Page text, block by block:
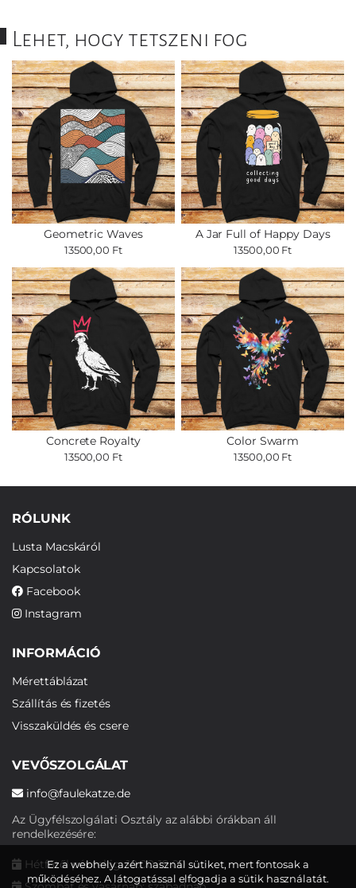
Lehet, hogy tetszeni fog
Geometric Waves
13500,00 Ft
A Jar Full of Happy Days
13500,00 Ft
Concrete Royalty
13500,00 Ft
Color Swarm
13500,00 Ft
RÓLUNK
Lusta Macskáról
Kapcsolatok
Facebook
Instagram
INFORMÁCIÓ
Mérettáblázat
Szállítás és fizetés
Visszaküldés és csere
VEVŐSZOLGÁLAT
info@faulekatze.de
Az Ügyfélszolgálati Osztály az alábbi órákban áll
rendelkezésére:
Hétfőtől péntekig: 10:00-19:00
Ez a webhely azért használ sütiket, mert fontosak a
működéséhez. A látogatással elfogadja a sütik használatát.